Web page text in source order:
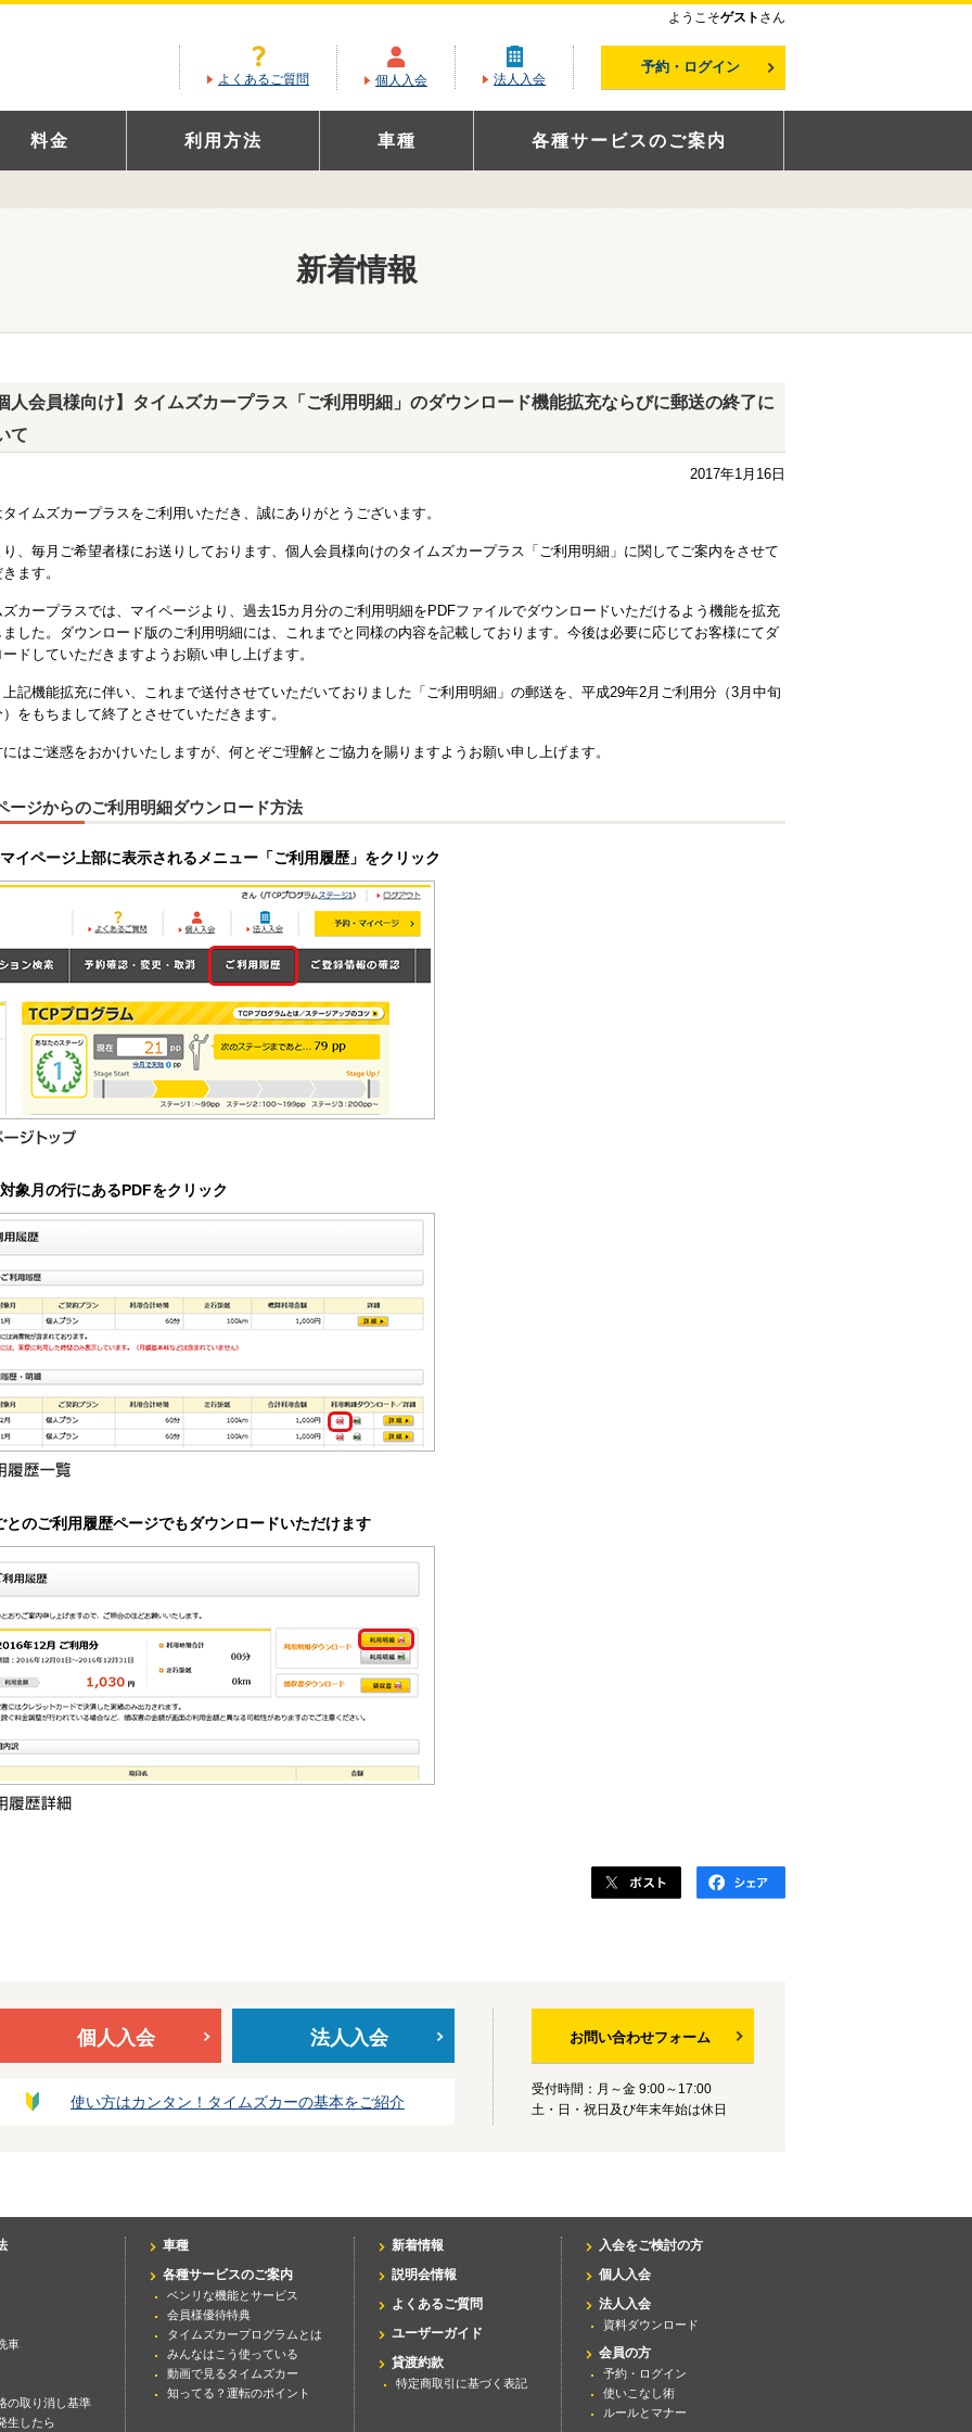
ようこそゲスト さん
よくあるご質問 個人入会 法人入会
予約・ログイン
料金 利用方法 車種 各種サービスのご案内
新着情報
人会員様向け】タイムズカープラス「ご利用明細」のダウンロード機能拡充ならびに郵送の終了に
て
2017年1月16日
イムズカープラスをご利用いただき、誠にありがとうございます。
、毎月ご希望者様にお送りしております、個人会員様向けのタイムズカープラス「ご利用明細」に関してご案内をさせて
ます。
ズカープラスでは、マイページより、過去15カ月分のご利用明細をPDFファイルでダウンロードいただけるよう機能を拡充
ました。ダウンロード版のご利用明細には、これまでと同様の内容を記載しております。今後は必要に応じてお客様にてダ
ドしていただきますようお願い申し上げます。
記機能拡充に伴い、これまで送付させていただいておりました「ご利用明細」の郵送を、平成29年2月ご利用分（3月中旬
をもちまして終了とさせていただきます。
はご迷惑をおかけいたしますが、何とぞご理解とご協力を賜りますようお願い申し上げます。
ージからのご利用明細ダウンロード方法
イページ上部に表示されるメニュー「ご利用履歴」をクリック
象月の行にあるPDFをクリック
のご利用履歴ページでもダウンロードいただけます
個人入会 法人入会
使い方はカンタン！タイムズカーの基本をご紹介
お問い合わせフォーム
受付時間：月～金 9:00～17:00
土・日・祝日及び年末年始は休日
車
の取り消し基準
生したら
車種
各種サービスのご案内
ベンリな機能とサービス
会員様優待特典
タイムズカープログラムとは
みんなはこう使っている
動画で見るタイムズカー
知ってる？運転のポイント
新着情報
説明会情報
よくあるご質問
ユーザーガイド
貸渡約款
特定商取引に基づく表記
入会をご検討の方
個人入会
法人入会
資料ダウンロード
会員の方
予約・ログイン
使いこなし術
ルールとマナー